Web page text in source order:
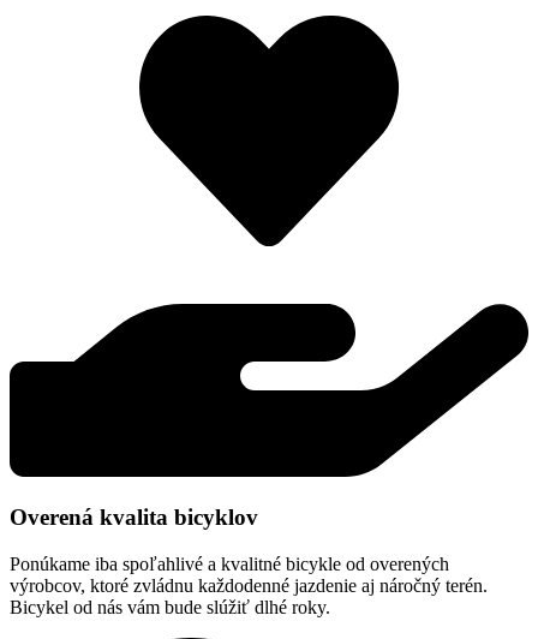
Overená kvalita bicyklov
Ponúkame iba spoľahlivé a kvalitné bicykle od overených
výrobcov, ktoré zvládnu každodenné jazdenie aj náročný terén.
Bicykel od nás vám bude slúžiť dlhé roky.